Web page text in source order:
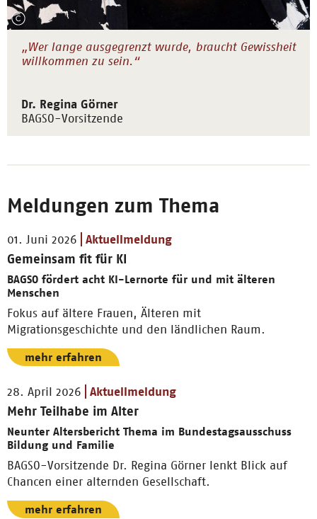
„Wer lange ausgegrenzt wurde, braucht Gewissheit
willkommen zu sein.“
Dr. Regina Görner
BAGSO-Vorsitzende
Meldungen zum Thema
01. Juni 2026 Aktuellmeldung
Gemeinsam fit für KI
BAGSO fördert acht KI-Lernorte für und mit älteren
Menschen
Fokus auf ältere Frauen, Älteren mit
Migrationsgeschichte und den ländlichen Raum.
mehr erfahren
28. April 2026 Aktuellmeldung
Mehr Teilhabe im Alter
Neunter Altersbericht Thema im Bundestagsausschuss
Bildung und Familie
BAGSO-Vorsitzende Dr. Regina Görner lenkt Blick auf
Chancen einer alternden Gesellschaft.
mehr erfahren